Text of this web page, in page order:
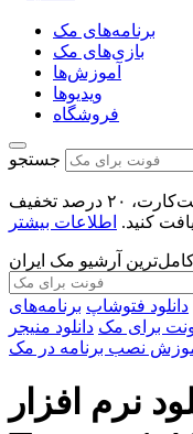
برنامه‌های مک
بازی‌های مک
آموزش‌ها
ویدیو‌ها
فروشگاه
جستجو
تا تاریخ ۳۰ مرداد ۱۴۰۵ با خرید هر گیفت‌کارت، ۲۰ درصد تخفیف
کنید. اطلاعات بیشتر
دانلود فتوشاپ
برای مک دانلود منیجر
نصب برنامه در مک
نرم افزار